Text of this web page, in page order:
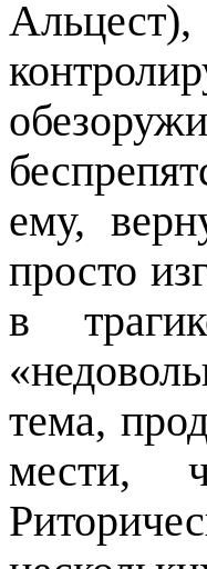
Альцест
ему,
просто
в
тема,
мести,